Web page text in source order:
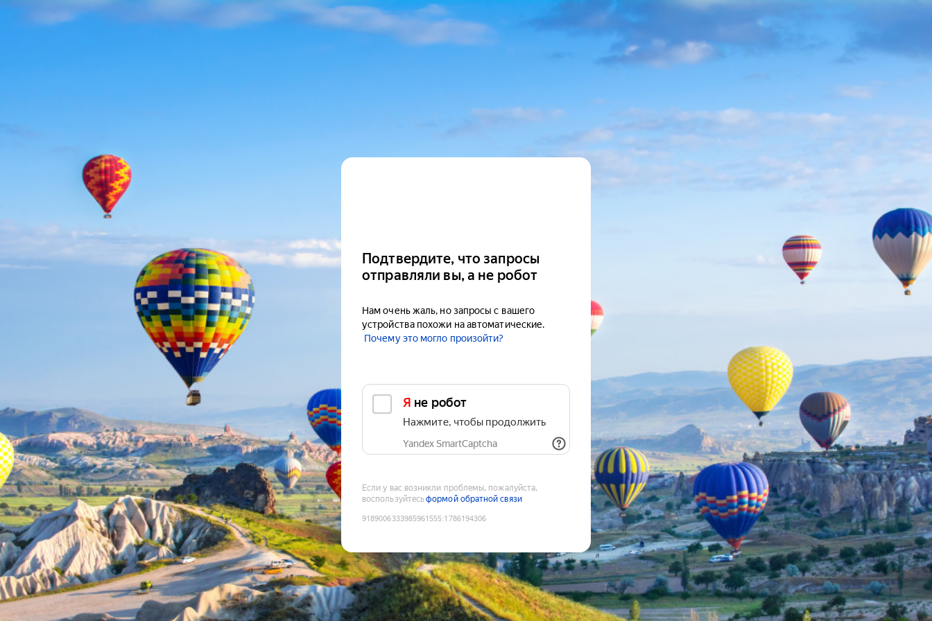
Подтвердите, что запросы
отправляли вы, а не робот
Нам очень жаль, но запросы с вашего
устройства похожи на автоматические.
Почему это могло произойти?
Я не робот
Нажмите, чтобы продолжить
Yandex SmartCaptcha
Если у вас возникли проблемы, пожалуйста,
воспользуйтесьформой обратной связи
9189006333985961555:1786194306